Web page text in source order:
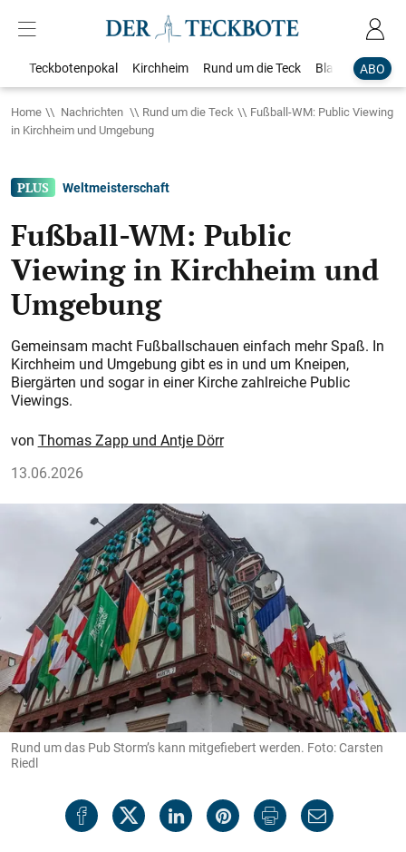
ABO
Teckbotenpokal Kirchheim Rund um die Teck Blaulicht
Home Nachrichten Rund um die Teck
Fußball-WM: Public Viewing
in Kirchheim und Umgebung
Weltmeisterschaft
Fußball-WM: Public
Viewing in Kirchheim und
Umgebung
Gemeinsam macht Fußballschauen einfach mehr Spaß. In
Kirchheim und Umgebung gibt es in und um Kneipen,
Biergärten und sogar in einer Kirche zahlreiche Public
Viewings.
Thomas Zapp und Antje Dörr
13.06.2026
Rund um das Pub Storm’s kann mitgefiebert werden. Foto: Carsten
Riedl